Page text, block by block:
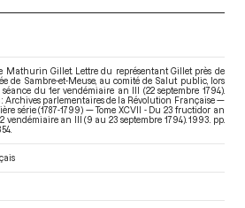
Mathurin Gillet. Lettre du représentant Gillet près de
de Sambre-et-Meuse, au comité de Salut public, lors
du 1er vendémiaire an III (22 septembre 1794).
: Archives parlementaires de la Révolution Française —
série (1787-1799) — Tome XCVII - Du 23 fructidor an
2 vendémiaire an III (9 au 23 septembre 1794). 1993. pp.